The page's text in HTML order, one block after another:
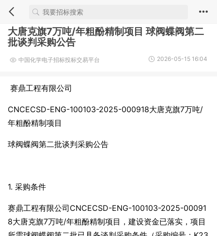
大唐克旗7万吨/年粗酚精制项目 球阀蝶阀第二
批谈判采购公告
中国化学电子招标投标交易平台 2026-05-15 16:04
赛鼎工程有限公司
CNCECSD-ENG-100103-2025-000918大唐克旗7万吨/
年粗酚精制项目
球阀蝶阀第二批谈判采购公告
1. 采购条件
赛鼎工程有限公司CNCECSD-ENG-100103-2025-00091
8大唐克旗7万吨/年粗酚精制项目，建设资金已落实，项目